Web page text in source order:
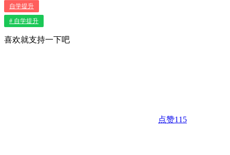
自学提升
# 自学提升
喜欢就支持一下吧
点赞115